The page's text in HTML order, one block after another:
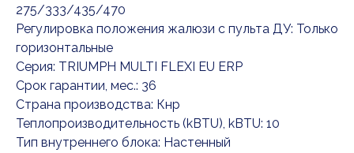
275/333/435/470
Регулировка положения жалюзи с пульта ДУ: Только
горизонтальные
Серия: TRIUMPH MULTI FLEXI EU ERP
Срок гарантии, мес.: 36
Страна производства: Кнр
Теплопроизводительность (kBTU), kBTU: 10
Тип внутреннего блока: Настенный